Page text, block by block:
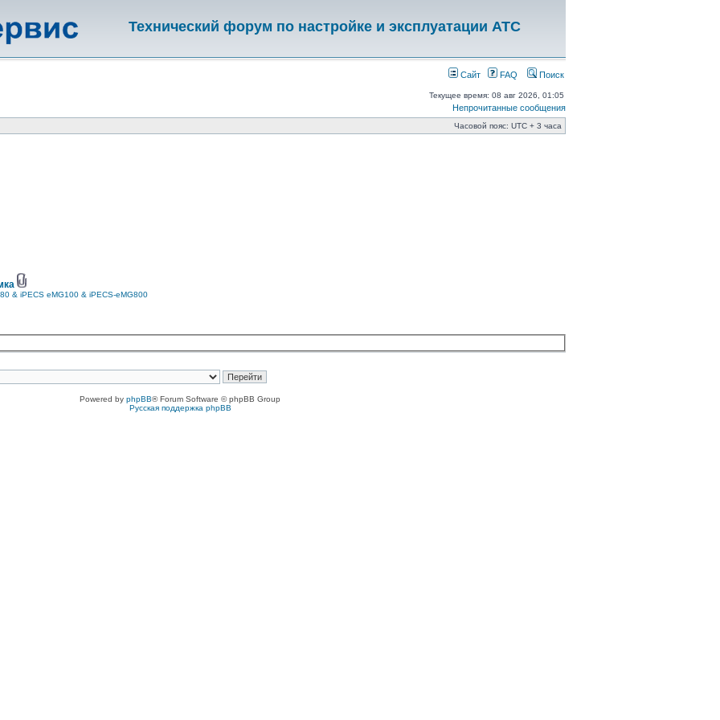
Технический форум по настройке и эксплуатации АТС
Сайт FAQ Поиск
Текущее время: 08 авг 2026, 01:05
Непрочитанные сообщения
Часовой пояс: UTC + 3 часа
& iPECS eMG100 & iPECS-eMG800
Powered by phpBB® Forum Software © phpBB Group
Русская поддержка phpBB